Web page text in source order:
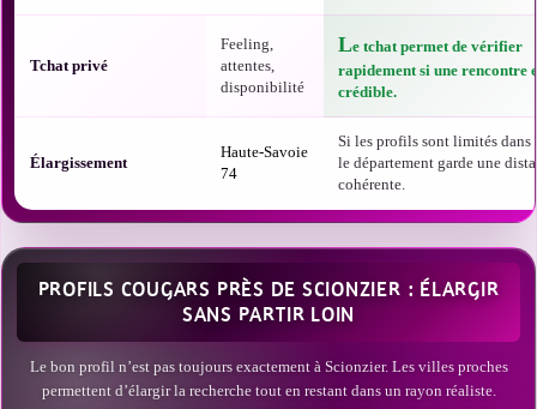
Tchat privé
Feeling,
attentes,
disponibilité
Le tchat permet de vérifier
rapidement si une rencontre
crédible.
Élargissement
Haute-Savoie
74
Si les profils sont limités dans
le département garde une
cohérente.
PROFILS COUGARS PRÈS DE SCIONZIER : ÉLARGIR
SANS PARTIR LOIN
Le bon profil n’est pas toujours exactement à Scionzier. Les villes proches
permettent d’élargir la recherche tout en restant dans un rayon réaliste.